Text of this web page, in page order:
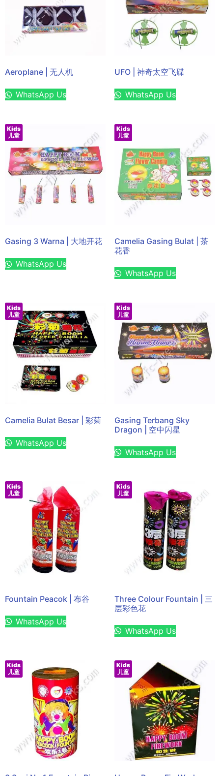
Aeroplane | 无人机
WhatsApp Us
UFO | 神奇太空飞碟
WhatsApp Us
Kids
儿童
Gasing 3 Warna | 大地开花
WhatsApp Us
Kids
儿童
Camelia Gasing Bulat | 茶
花香
WhatsApp Us
Kids
儿童
Camelia Bulat Besar | 彩菊
WhatsApp Us
Kids
儿童
Gasing Terbang Sky
Dragon | 空中闪星
WhatsApp Us
Kids
儿童
Fountain Peacok | 布谷
WhatsApp Us
Kids
儿童
Three Colour Fountain | 三
层彩色花
WhatsApp Us
Kids
儿童
Kids
儿童